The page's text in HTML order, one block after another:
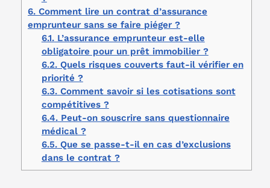
6. Comment lire un contrat d’assurance
emprunteur sans se faire piéger ?
6.1.L’assurance emprunteur est-elle
obligatoire pour un prêt immobilier ?
6.2.Quels risques couverts faut-il vérifier en
priorité ?
6.3.Comment savoir si les cotisations sont
compétitives ?
6.4.Peut-on souscrire sans questionnaire
médical ?
6.5.Que se passe-t-il en cas d’exclusions
dans le contrat ?